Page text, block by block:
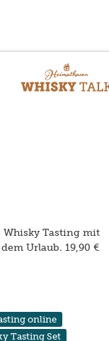
Whisky Tasting mit
Urlaub. 19,90 €
online
Tasting Set